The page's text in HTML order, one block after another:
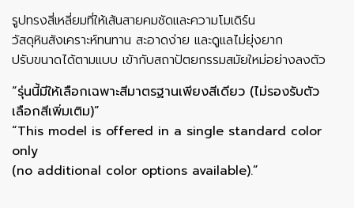
รูปทรงสี่เหลี่ยมที่ให้เส้นสายคมชัดและความโมเดิร์น
วัสดุหินสังเคราะห์ทนทาน สะอาดง่าย และดูแลไม่ยุ่งยาก
ปรับขนาดได้ตามแบบ เข้ากับสถาปัตยกรรมสมัยใหม่อย่างลงตัว
“รุ่นนี้มีให้เลือกเฉพาะสีมาตรฐานเพียงสีเดียว (ไม่รองรับตัว
เลือกสีเพิ่มเติม)”
“This model is offered in a single standard color
only
(no additional color options available).”